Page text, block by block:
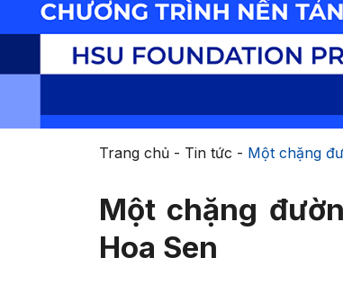
Trang chủ- Tin tức - Một chặng
Một chặng
Hoa Sen